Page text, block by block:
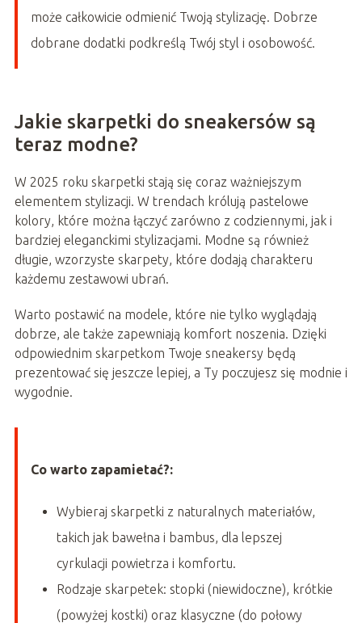
może całkowicie odmienić Twoją stylizację. Dobrze
dobrane dodatki podkreślą Twój styl i osobowość.
Jakie skarpetki do sneakersów są
teraz modne?
W 2025 roku skarpetki stają się coraz ważniejszym
elementem stylizacji. W trendach królują pastelowe
kolory, które można łączyć zarówno z codziennymi, jak i
bardziej eleganckimi stylizacjami. Modne są również
długie, wzorzyste skarpety, które dodają charakteru
każdemu zestawowi ubrań.
Warto postawić na modele, które nie tylko wyglądają
dobrze, ale także zapewniają komfort noszenia. Dzięki
odpowiednim skarpetkom Twoje sneakersy będą
prezentować się jeszcze lepiej, a Ty poczujesz się modnie i
wygodnie.
Co warto zapamietać?:
Wybieraj skarpetki z naturalnych materiałów,
takich jak bawełna i bambus, dla lepszej
cyrkulacji powietrza i komfortu.
Rodzaje skarpetek: stopki (niewidoczne), krótkie
(powyżej kostki) oraz klasyczne (do połowy